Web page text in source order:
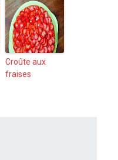
Croûte aux
fraises